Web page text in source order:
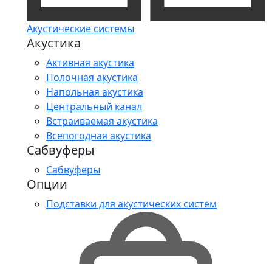
Акустические системы
Акустика
Активная акустика
Полочная акустика
Напольная акустика
Центральный канал
Встраиваемая акустика
Всепогодная акустика
Сабвуферы
Сабвуферы
Опции
Подставки для акустических систем